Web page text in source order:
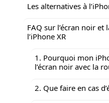
Les alternatives à
FAQ sur l’écran noir
l’iPhone XR
1. Pourquoi mon
l’écran noir avec la
2. Que faire en cas